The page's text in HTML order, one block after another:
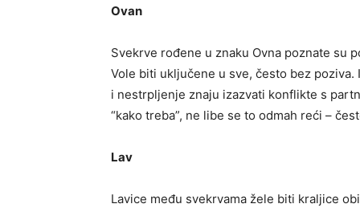
Ovan
Svekrve rođene u znaku Ovna poznate su
Vole biti uključene u sve, često bez
i nestrpljenje znaju izazvati konflikte s
“kako treba”, ne libe se to odmah reći –
Lav
Lavice među svekrvama žele biti kraljice